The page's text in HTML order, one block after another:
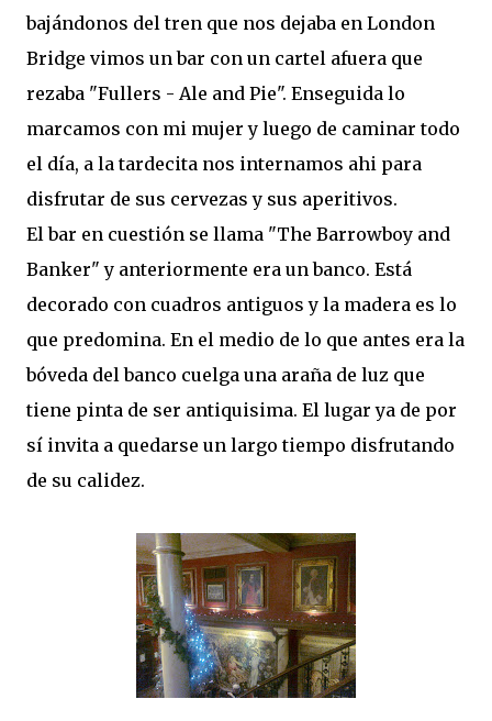
bajándonos del tren que nos dejaba en London
Bridge vimos un bar con un cartel afuera que
rezaba "Fullers - Ale and Pie". Enseguida lo
marcamos con mi mujer y luego de caminar todo
el día, a la tardecita nos internamos ahi para
disfrutar de sus cervezas y sus aperitivos.
El bar en cuestión se llama "The Barrowboy and
Banker" y anteriormente era un banco. Está
decorado con cuadros antiguos y la madera es lo
que predomina. En el medio de lo que antes era la
bóveda del banco cuelga una araña de luz que
tiene pinta de ser antiquisima. El lugar ya de por
sí invita a quedarse un largo tiempo disfrutando
de su calidez.